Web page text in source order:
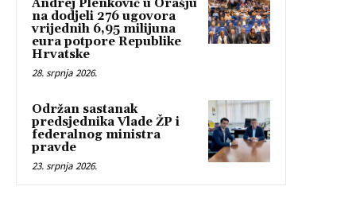
Andrej Plenković u Orašju
na dodjeli 276 ugovora
vrijednih 6,95 milijuna
eura potpore Republike
Hrvatske
28. srpnja 2026.
Održan sastanak
predsjednika Vlade ŽP i
federalnog ministra
pravde
23. srpnja 2026.